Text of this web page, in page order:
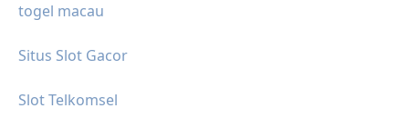
togel macau
Situs Slot Gacor
Slot Telkomsel